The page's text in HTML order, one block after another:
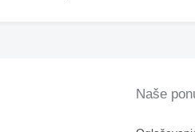
Naše